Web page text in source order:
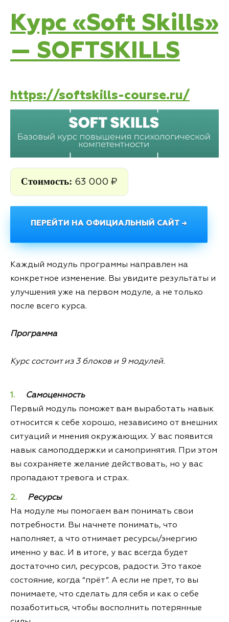
Курс «Soft Skills»
— SOFTSKILLS
https://softskills-course.ru/
Стоимость: 63 000 ₽
ПЕРЕЙТИ НА ОФИЦИАЛЬНЫЙ САЙТ →
Каждый модуль программы направлен на
конкретное изменение. Вы увидите результаты и
улучшения уже на первом модуле, а не только
после всего курса.
Программа
Курс состоит из 3 блоков и 9 модулей.
Самоценность
Первый модуль поможет вам выработать навык
относится к себе хорошо, независимо от внешних
ситуаций и мнения окружающих. У вас появится
навык самоподдержки и самопринятия. При этом
вы сохраняете желание действовать, но у вас
пропадают тревога и страх.
Ресурсы
На модуле мы помогаем вам понимать свои
потребности. Вы начнете понимать, что
наполняет, а что отнимает ресурсы/энергию
именно у вас. И в итоге, у вас всегда будет
достаточно сил, ресурсов, радости. Это такое
состояние, когда “прёт”. А если не прет, то вы
понимаете, что сделать для себя и как о себе
позаботиться, чтобы восполнить потерянные